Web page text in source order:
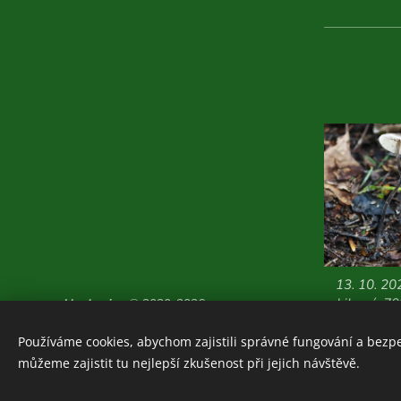
13. 10.
Libavá,
Houboviny © 2020-2026
Zajímavosti z vlastních
průzkumů:ZDE
Cookies
Používáme cookies, abychom zajistili správné fungování a
můžeme zajistit tu nejlepší zkušenost při jejich návštěvě.